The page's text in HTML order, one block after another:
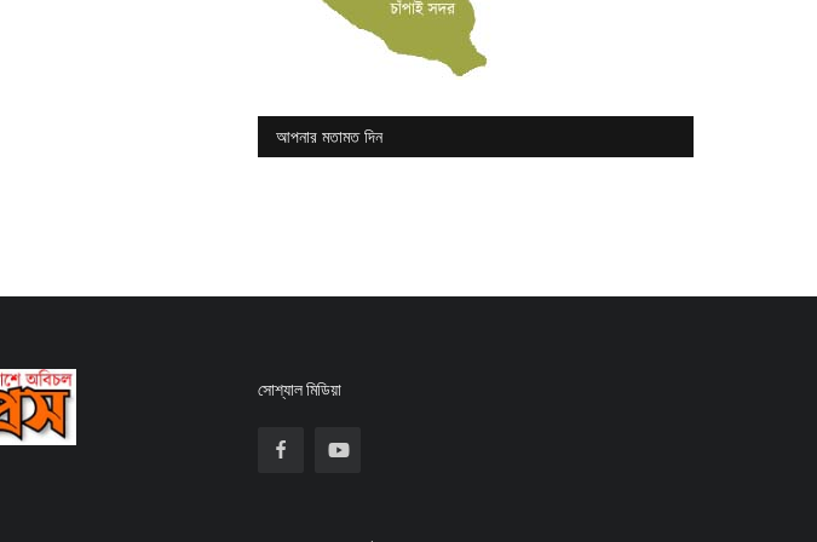
আপনার মতামত দিন
সোশ্যাল মিডিয়া